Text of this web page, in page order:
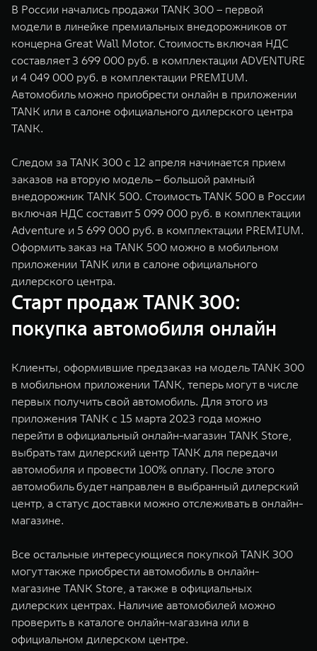
WEY 07
Расширяя границы комфорта
от 6 149 000 ₽
WEY 05
Эстетика
от 5 699
WEY 80
Масштаб возможностей
от 6 449 000 ₽
WEY 80
Масштаб
от 8 099
В России начались продажи TANK 300 – первой
модели в линейке премиальных внедорожников от
концерна Great Wall Motor. Cтоимость включая НДС
составляет 3 699 000 руб. в комплектации ADVENTURE
и 4 049 000 руб. в комплектации PREMIUM.
Автомобиль можно приобрести онлайн в приложении
TANK или в салоне официального дилерского центра
TANK.
Следом за TANK 300 с 12 апреля начинается прием
заказов на вторую модель – большой рамный
внедорожник TANK 500. Cтоимость TANK 500 в России
включая НДС составит 5 099 000 руб. в комплектации
Adventure и 5 699 000 руб. в комплектации PREMIUM.
Оформить заказ на TANK 500 можно в мобильном
приложении TANK или в салоне официального
дилерского центра.
Старт продаж TANK 300:
покупка автомобиля онлайн
Клиенты, оформившие предзаказ на модель TANK 300
в мобильном приложении TANK, теперь могут в числе
первых получить свой автомобиль. Для этого из
приложения TANK с 15 марта 2023 года можно
перейти в официальный онлайн-магазин TANK Store,
выбрать там дилерский центр TANK для передачи
автомобиля и провести 100% оплату. После этого
автомобиль будет направлен в выбранный дилерский
центр, а статус доставки можно отслеживать в онлайн-
магазине.
Все остальные интересующиеся покупкой TANK 300
могут также приобрести автомобиль в онлайн-
магазине TANK Store, а также в официальных
дилерских центрах. Наличие автомобилей можно
проверить в каталоге онлайн-магазина или в
официальном дилерском центре.